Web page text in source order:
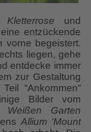
Kletterrose und
entzückende
vorne begeistert.
liegen, gehe
entdecke immer
zur Gestaltung
“Ankommen”
Bilder vom
Weißen Garten
Allium ‘Mount